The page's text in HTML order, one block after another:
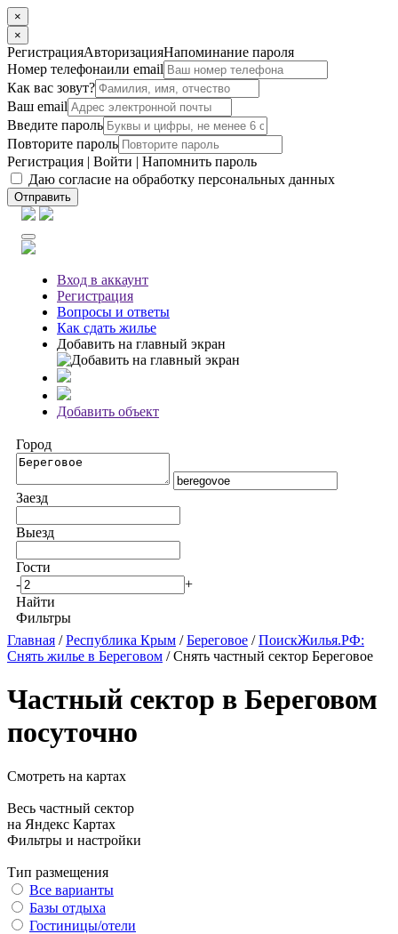
×
×
РегистрацияАвторизацияНапоминание пароля
Номер телефонаили email
Как вас зовут?
Ваш email
Введите пароль
Повторите пароль
Регистрация | Войти | Напомнить пароль
Даю согласие на обработку персональных данных
Отправить
Вход в аккаунт
Регистрация
Вопросы и ответы
Как сдать жилье
Добавить на главный экран
Добавить объект
Город
Заезд
Выезд
Гости
-
+
Найти
Фильтры
Главная /Республика Крым /Береговое /ПоискЖилья.РФ:
Снять жилье в Береговом / Снять частный сектор Береговое
Частный сектор в Береговом
посуточно
Смотреть на картах
Весь частный сектор
на Яндекс Картах
Фильтры и настройки
Тип размещения
Все варианты
Базы отдыха
Гостиницы/отели